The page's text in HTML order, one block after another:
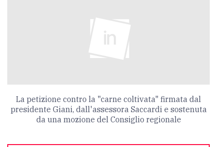
La petizione contro la "carne coltivata" firmata dal
presidente Giani, dall'assessora Saccardi e sostenuta
da una mozione del Consiglio regionale